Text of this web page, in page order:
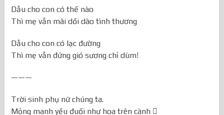
Dẫu cho con có thế nào
Thì mẹ vẫn mãi dồi dào tình thương
Dẫu cho con có lạc đường
Thì mẹ vẫn đứng gió sương chỉ dùm!
———
Trời sinh phụ nữ chúng ta.
Mỏng manh yếu đuối như hoa trên cành 